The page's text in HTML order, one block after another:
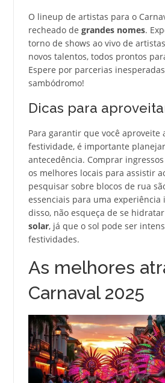
O lineup de artistas para o
recheado de grandes nomes.
torno de shows ao vivo de
novos talentos, todos prontos
Espere por parcerias
sambódromo!
Dicas para
Para garantir que você aproveite
festividade, é importante
antecedência. Comprar
os melhores locais para assistir
pesquisar sobre blocos de rua
essenciais para uma experiência
disso, não esqueça de se
solar, já que o sol pode ser
festividades.
As melhores
Carnaval 2025